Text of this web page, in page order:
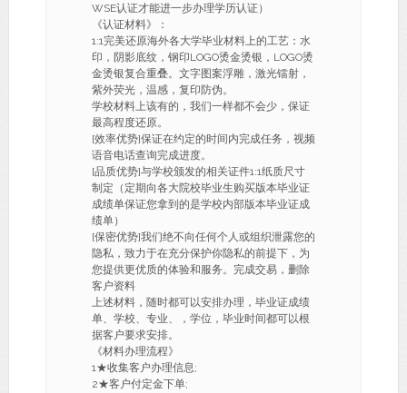
WSE认证才能进一步办理学历认证）
《认证材料》：
1:1完美还原海外各大学毕业材料上的工艺：水
印，阴影底纹，钢印LOGO烫金烫银，LOGO烫
金烫银复合重叠。文字图案浮雕，激光镭射，
紫外荧光，温感，复印防伪。
学校材料上该有的，我们一样都不会少，保证
最高程度还原。
[效率优势]保证在约定的时间内完成任务，视频
语音电话查询完成进度。
[品质优势]与学校颁发的相关证件1:1纸质尺寸
制定（定期向各大院校毕业生购买版本毕业证
成绩单保证您拿到的是学校内部版本毕业证成
绩单）
[保密优势]我们绝不向任何个人或组织泄露您的
隐私，致力于在充分保护你隐私的前提下，为
您提供更优质的体验和服务。完成交易，删除
客户资料
上述材料，随时都可以安排办理，毕业证成绩
单、学校、专业、，学位，毕业时间都可以根
据客户要求安排。
《材料办理流程》
1★收集客户办理信息;
2★客户付定金下单;